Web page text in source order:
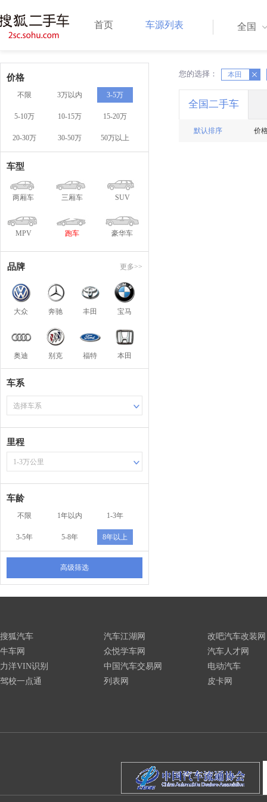
首页 车源列表 全国
价格
不限 3万以内 3-5万
5-10万 10-15万 15-20万
20-30万 30-50万 50万以上
车型
两厢车 三厢车 SUV
MPV 跑车 豪华车
品牌 更多>>
大众 奔驰 丰田 宝马
奥迪 别克 福特 本田
车系
选择车系
里程
1-3万公里
车龄
不限 1年以内 1-3年
3-5年 5-8年 8年以上
高级筛选
您的选择： 本田
X X
全国二手车
默认排序 价
搜狐汽车
牛车网
力洋VIN识别
驾校一点通
汽车江湖网
众悦学车网
中国汽车交易网
列表网
改吧汽车改装网
汽车人才网
电动汽车
皮卡网